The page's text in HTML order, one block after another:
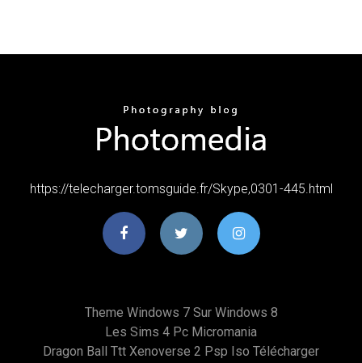
https://telecharger.tomsguide.fr/Skype,0301-445.html
Theme Windows 7 Sur Windows 8
Les Sims 4 Pc Micromania
Dragon Ball Ttt Xenoverse 2 Psp Iso Télécharger